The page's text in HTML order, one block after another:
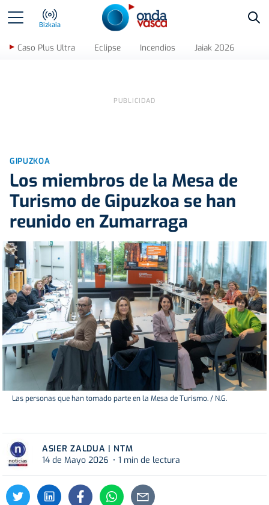
Bizkaia
Caso Plus Ultra Eclipse Incendios Jaiak 2026
GIPUZKOA
Los miembros de la Mesa de
Turismo de Gipuzkoa se han
reunido en Zumarraga
Las personas que han tomado parte en la Mesa de Turismo. / N.G.
ASIER ZALDUA | NTM
14 de Mayo 2026
1 min de lectura